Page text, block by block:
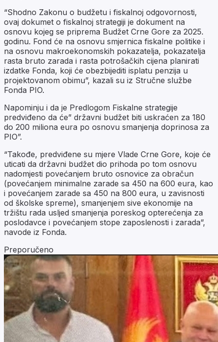
“Shodno Zakonu o budžetu i fiskalnoj odgovornosti,
ovaj dokumet o fiskalnoj strategiji je dokument na
osnovu kojeg se priprema Budžet Crne Gore za 2025.
godinu. Fond će na osnovu smjernica fiskalne politike i
na osnovu makroekonomskih pokazatelja, pokazatelja
rasta bruto zarada i rasta potrošačkih cijena planirati
izdatke Fonda, koji će obezbijediti isplatu penzija u
projektovanom obimu”, kazali su iz Stručne službe
Fonda PIO.
Napominju i da je Predlogom Fiskalne strategije
predviđeno da će” državni budžet biti uskraćen za 180
do 200 miliona eura po osnovu smanjenja doprinosa za
PIO”.
“Takođe, predviđene su mjere Vlade Crne Gore, koje će
uticati da državni budžet dio prihoda po tom osnovu
nadomjesti povećanjem bruto osnovice za obračun
(povećanjem minimalne zarade sa 450 na 600 eura, kao
i povećanjem zarade sa 450 na 800 eura, u zavisnosti
od školske spreme), smanjenjem sive ekonomije na
tržištu rada usljed smanjenja poreskog opterećenja za
poslodavce i povećanjem stope zaposlenosti i zarada”,
navode iz Fonda.
Preporučeno